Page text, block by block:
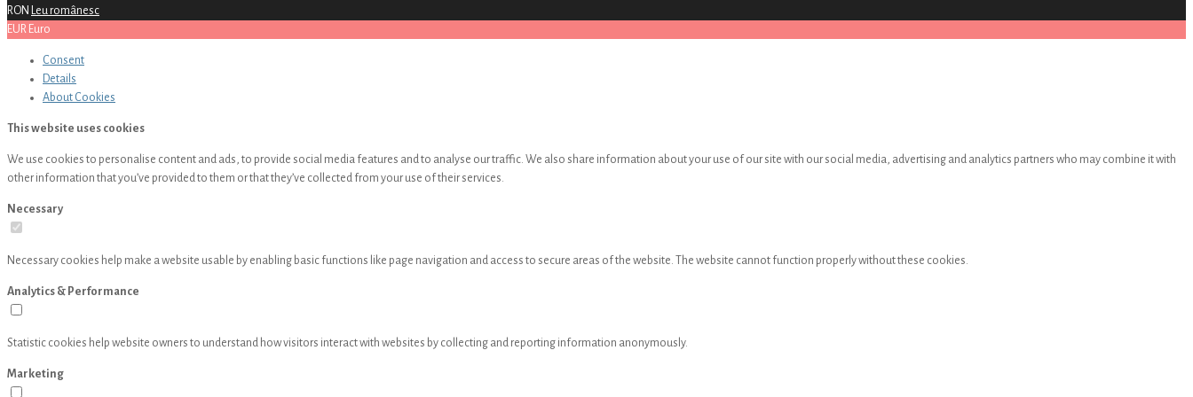
RON Leu românesc
EUR Euro
Consent
Details
About Cookies
This website uses cookies
We use cookies to personalise content and ads, to provide social media features and to analyse our traffic. We also share information about your use of our site with our social media, advertising and analytics partners who may combine it with
other information that you’ve provided to them or that they’ve collected from your use of their services.
Necessary
Necessary cookies help make a website usable by enabling basic functions like page navigation and access to secure areas of the website. The website cannot function properly without these cookies.
Analytics & Performance
Statistic cookies help website owners to understand how visitors interact with websites by collecting and reporting information anonymously.
Marketing